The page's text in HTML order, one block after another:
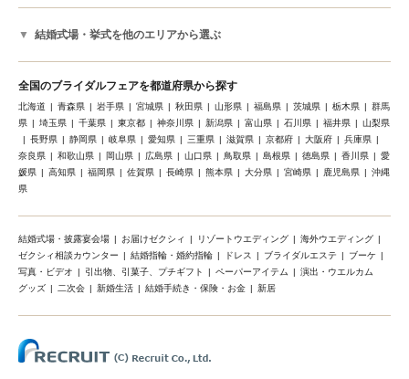
結婚式場・挙式を他のエリアから選ぶ
全国のブライダルフェアを都道府県から探す
北海道 青森県 岩手県 宮城県 秋田県 山形県 福島県 茨城県 栃木県
群馬
県
埼玉県 千葉県 東京都 神奈川県 新潟県 富山県 石川県 福井県
山梨県
長野県
静岡県 岐阜県 愛知県 三重県 滋賀県 京都府 大阪府
兵庫県
奈良県
和歌山県 岡山県 広島県 山口県 鳥取県 島根県 徳島県 香川県
愛
媛県
高知県 福岡県 佐賀県 長崎県 熊本県 大分県 宮崎県 鹿児島県
沖縄
県
結婚式場・披露宴会場 お届けゼクシィ リゾートウエディング
海外ウエディング
ゼクシィ相談カウンター
結婚指輪・婚約指輪 ドレス ブライダルエステ
ブーケ
写真・ビデオ
引出物、引菓子、プチギフト ペーパーアイテム
演出・ウエルカム
グッズ
二次会 新婚生活 結婚手続き・保険・お金 新居